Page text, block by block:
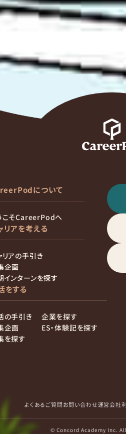
について
こそCareerPodへ
リアを考える
リアの手引き
企画
インターンを探す
をする
の手引き
企画
を探す
企業を探す
ES・体験記を探す
よくあるご質問お問い合わせ運営会社
© Concord Academy Inc.